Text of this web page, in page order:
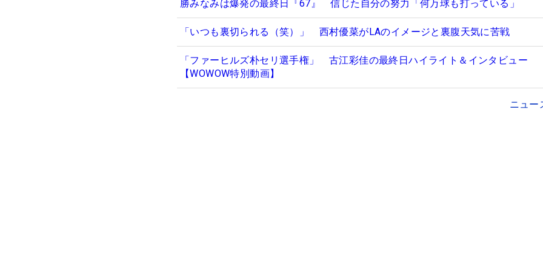
勝みなみは爆発の最終日『67』 信じた自分の努力「何万球も打っている」
「いつも裏切られる（笑）」 西村優菜がLAのイメージと裏腹天気に苦戦
「ファーヒルズ朴セリ選手権」 古江彩佳の最終日ハイライト＆インタビュー
【WOWOW特別動画】
ニュー